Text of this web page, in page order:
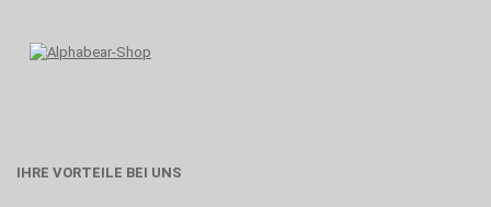
IHRE VORTEILE BEI UNS